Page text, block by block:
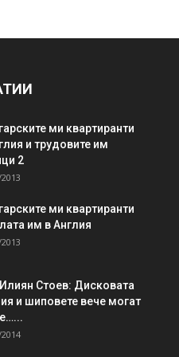
ми квартиранти
и трудовите им
2
ми квартиранти
им в Англия
Стоев: Дисковата
и шиповете вече могат